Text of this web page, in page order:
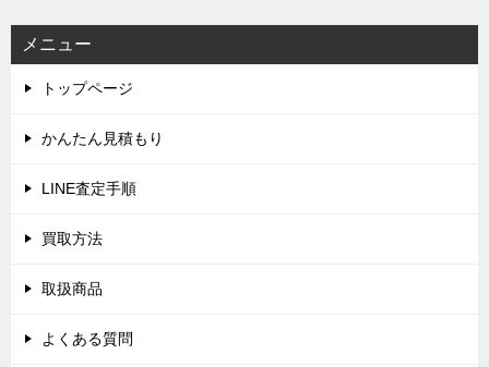
ビ
ゲ
ー
シ
メニュー
トップページ
かんたん見積もり
LINE査定手順
買取方法
取扱商品
よくある質問